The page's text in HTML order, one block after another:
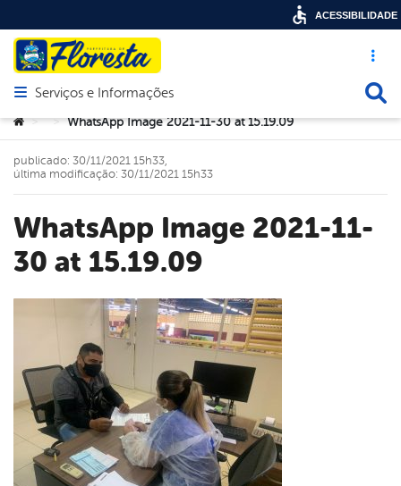
Acesso
Abrir menu principal de navegação
Serviços e Informações
Você está aqui:
> > WhatsApp Image 2021-11-30 at 15.19.09
WhatsApp Image 2021-11-
30 at 15.19.09
publicado: 30/11/2021 15h33,
última modificação: 30/11/2021 15h33
ACESSIBILIDADE